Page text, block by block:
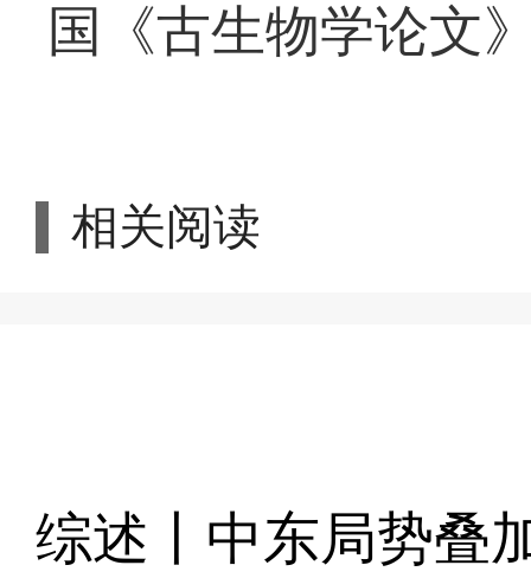
国《古生物学论文
相关阅读
综述丨中东局势叠